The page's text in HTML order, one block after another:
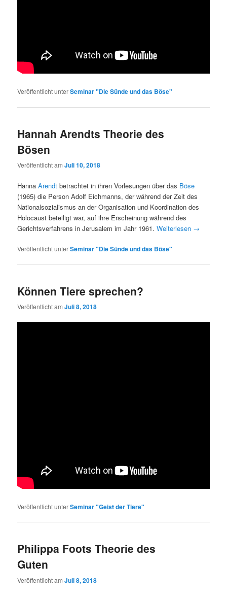
Veröffentlicht unterSeminar "Die Sünde und das Böse"
Hannah Arendts Theorie des
Bösen
Veröffentlicht amJuli 10, 2018
HannaArendt betrachtet in ihren Vorlesungen über das Böse
(1965) die Person Adolf Eichmanns, der während der Zeit des
Nationalsozialismus an der Organisation und Koordination des
Holocaust beteiligt war, auf ihre Erscheinung während des
Gerichtsverfahrens in Jerusalem im Jahr 1961.Weiterlesen →
Veröffentlicht unterSeminar "Die Sünde und das Böse"
Können Tiere sprechen?
Veröffentlicht amJuli 8, 2018
Veröffentlicht unterSeminar "Geist der Tiere"
Philippa Foots Theorie des
Guten
Veröffentlicht amJuli 8, 2018